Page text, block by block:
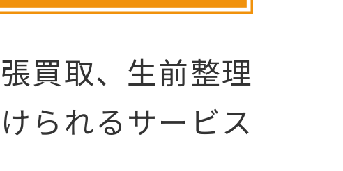
買取、生前整理
られるサービス